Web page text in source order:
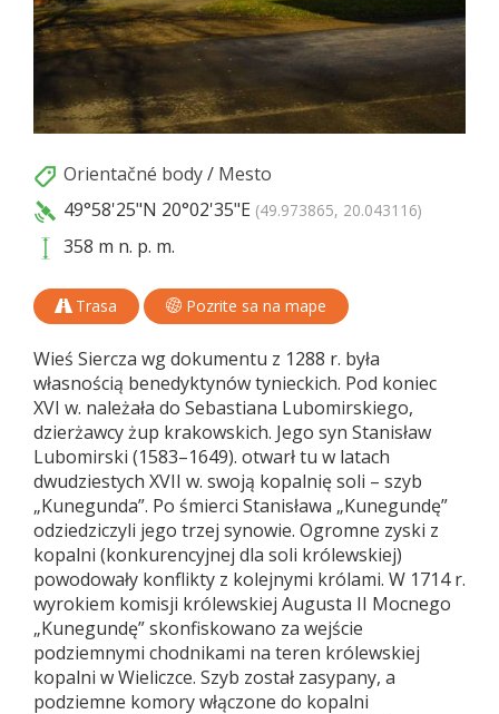
Orientačné body/ Mesto
49°58'25"N 20°02'35"E (49.973865, 20.043116)
358 m n. p. m.
Trasa Pozrite sa na mape
Wieś Siercza wg dokumentu z 1288 r. była
własnością benedyktynów tynieckich. Pod koniec
XVI w. należała do Sebastiana Lubomirskiego,
dzierżawcy żup krakowskich. Jego syn Stanisław
Lubomirski (1583–1649). otwarł tu w latach
dwudziestych XVII w. swoją kopalnię soli – szyb
„Kunegunda”. Po śmierci Stanisława „Kunegundę”
odziedziczyli jego trzej synowie. Ogromne zyski z
kopalni (konkurencyjnej dla soli królewskiej)
powodowały konflikty z kolejnymi królami. W 1714 r.
wyrokiem komisji królewskiej Augusta II Mocnego
„Kunegundę” skonfiskowano za wejście
podziemnymi chodnikami na teren królewskiej
kopalni w Wieliczce. Szyb został zasypany, a
podziemne komory włączone do kopalni